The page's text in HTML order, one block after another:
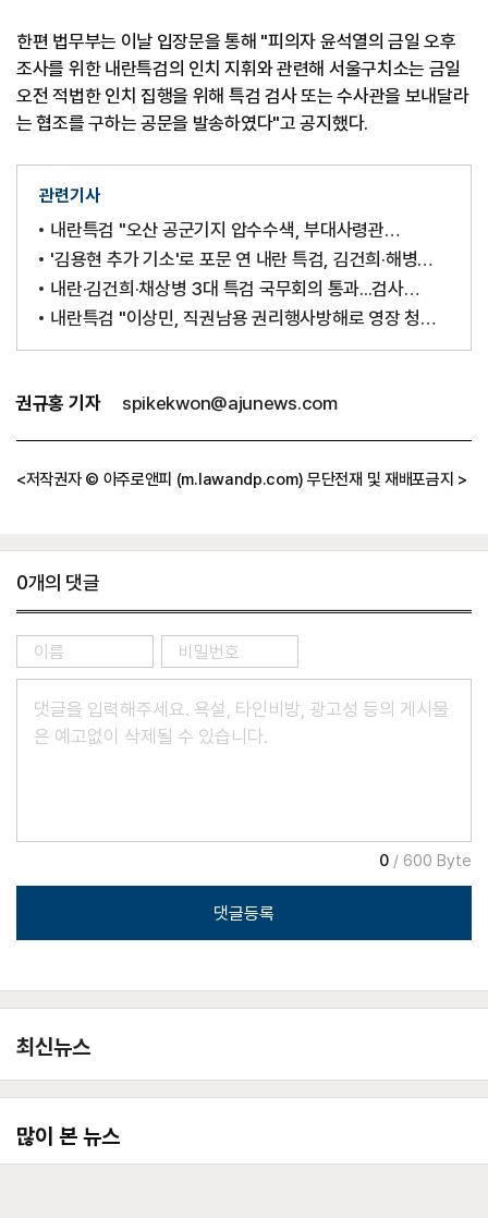
한편 법무부는 이날 입장문을 통해 "피의자 윤석열의 금일 오후
조사를 위한 내란특검의 인치 지휘와 관련해 서울구치소는 금일
오전 적법한 인치 집행을 위해 특검 검사 또는 수사관을 보내달라
는 협조를 구하는 공문을 발송하였다"고 공지했다.
관련기사
내란특검 "오산 공군기지 압수수색, 부대사령관
승낙하에 이뤄진 것"
'김용현 추가 기소'로 포문 연 내란 특검, 김건희·해병
특검도 '속도전' 돌입
내란·김건희·채상병 3대 특검 국무회의 통과...검사
120명 '매머드' 특검 7월 출범
내란특검 "이상민, 직권남용 권리행사방해로 영장 청구...
기
정
권규홍 기자 spikekwon@ajunews.com
<저작권자 © 아주로앤피 (m.lawandp.com) 무단전재 및 재배포금지 >
0개의 댓글
0 / 600 Byte
댓글등록
최신뉴스
많이 본 뉴스